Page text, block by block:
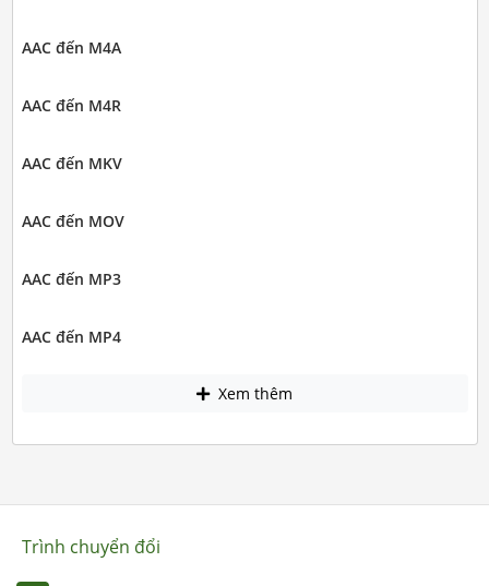
AAC đến M4A
AAC đến M4R
AAC đến MKV
AAC đến MOV
AAC đến MP3
AAC đến MP4
Xem thêm
Trình chuyển đổi